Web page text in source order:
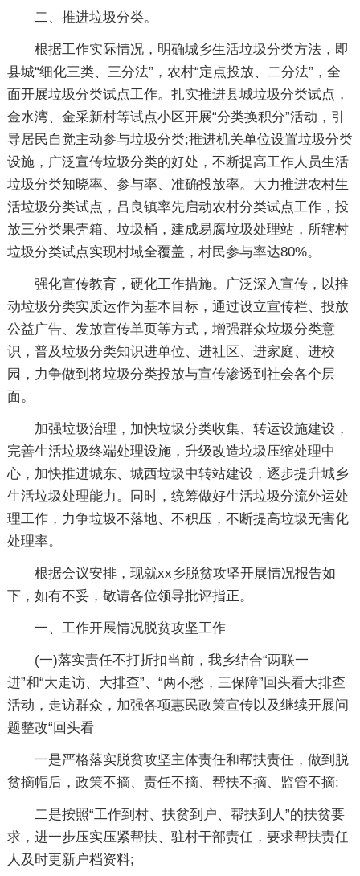
二、推进垃圾分类。
根据工作实际情况，明确城乡生活垃圾分类方法，即
县城“细化三类、三分法”，农村“定点投放、二分法”，全
面开展垃圾分类试点工作。扎实推进县城垃圾分类试点，
金水湾、金采新村等试点小区开展“分类换积分”活动，引
导居民自觉主动参与垃圾分类;推进机关单位设置垃圾分类
设施，广泛宣传垃圾分类的好处，不断提高工作人员生活
垃圾分类知晓率、参与率、准确投放率。大力推进农村生
活垃圾分类试点，吕良镇率先启动农村分类试点工作，投
放三分类果壳箱、垃圾桶，建成易腐垃圾处理站，所辖村
垃圾分类试点实现村域全覆盖，村民参与率达80%。
强化宣传教育，硬化工作措施。广泛深入宣传，以推
动垃圾分类实质运作为基本目标，通过设立宣传栏、投放
公益广告、发放宣传单页等方式，增强群众垃圾分类意
识，普及垃圾分类知识进单位、进社区、进家庭、进校
园，力争做到将垃圾分类投放与宣传渗透到社会各个层
面。
加强垃圾治理，加快垃圾分类收集、转运设施建设，
完善生活垃圾终端处理设施，升级改造垃圾压缩处理中
心，加快推进城东、城西垃圾中转站建设，逐步提升城乡
生活垃圾处理能力。同时，统筹做好生活垃圾分流外运处
理工作，力争垃圾不落地、不积压，不断提高垃圾无害化
处理率。
根据会议安排，现就xx乡脱贫攻坚开展情况报告如
下，如有不妥，敬请各位领导批评指正。
一、工作开展情况脱贫攻坚工作
(一)落实责任不打折扣当前，我乡结合“两联一
进”和“大走访、大排查”、“两不愁，三保障”回头看大排查
活动，走访群众，加强各项惠民政策宣传以及继续开展问
题整改“回头看
一是严格落实脱贫攻坚主体责任和帮扶责任，做到脱
贫摘帽后，政策不摘、责任不摘、帮扶不摘、监管不摘;
二是按照“工作到村、扶贫到户、帮扶到人”的扶贫要
求，进一步压实压紧帮扶、驻村干部责任，要求帮扶责任
人及时更新户档资料;